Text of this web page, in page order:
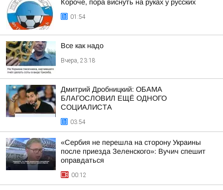
Короче, пора виснуть на руках у русских
01:54
Все как надо
Вчера, 23:18
Дмитрий Дробницкий: ОБАМА
БЛАГОСЛОВИЛ ЕЩЁ ОДНОГО
СОЦИАЛИСТА
03:54
«Сербия не перешла на сторону Украины
после приезда Зеленского»: Вучич спешит
оправдаться
00:12